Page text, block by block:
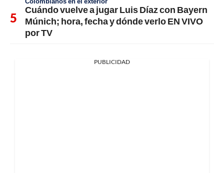
Cuándo vuelve a jugar Luis Díaz con Bayern
Múnich; hora, fecha y dónde verlo EN VIVO
por TV
PUBLICIDAD